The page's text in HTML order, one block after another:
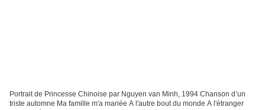
Portrait de Princesse Chinoise par Nguyen van Minh, 1994 Chanson d’un
triste automne Ma famille m'a mariée A l'autre bout du monde A l'étranger